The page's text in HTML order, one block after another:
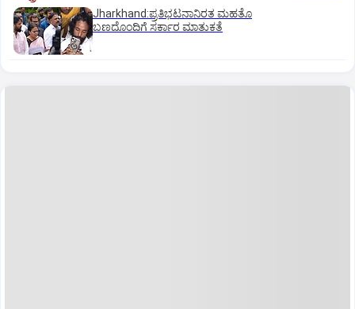
Jharkhand:ಪ್ರತಿಭಟನಾನಿರತ ಮಹತೊ
ಬಣದೊಂದಿಗೆ ಸರ್ಕಾರ ಮಾತುಕತೆ